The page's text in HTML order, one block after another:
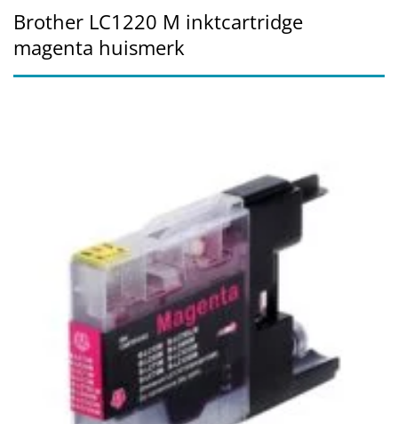
Brother LC1220 M inktcartridge
magenta huismerk